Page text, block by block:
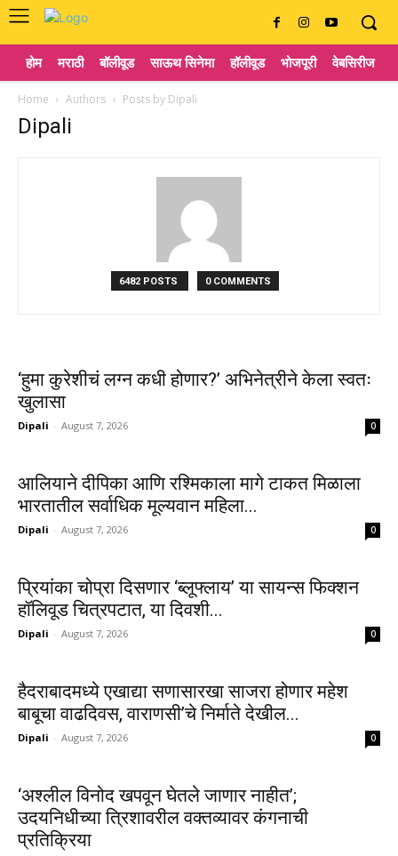
होम मराठी बॉलीवूड साऊथ सिनेमा हॉलीवूड भोजपूरी वेबसिरीज
Home Authors Posts by Dipali
Dipali
6482 POSTS 0 COMMENTS
‘हुमा कुरेशीचं लग्न कधी होणार?’ अभिनेत्रीने केला स्वतः
खुलासा
Dipali - August 7, 2026 0
आलियाने दीपिका आणि रश्मिकाला मागे टाकत मिळाला
भारतातील सर्वाधिक मूल्यवान महिला...
Dipali - August 7, 2026 0
प्रियांका चोप्रा दिसणार ‘ब्लूफ्लाय’ या सायन्स फिक्शन
हॉलिवूड चित्रपटात, या दिवशी...
Dipali - August 7, 2026 0
हैदराबादमध्ये एखाद्या सणासारखा साजरा होणार महेश
बाबूचा वाढदिवस, वाराणसी’चे निर्माते देखील...
Dipali - August 7, 2026 0
‘अश्लील विनोद खपवून घेतले जाणार नाहीत’;
उदयनिधीच्या त्रिशावरील वक्तव्यावर कंगनाची
प्रतिक्रिया